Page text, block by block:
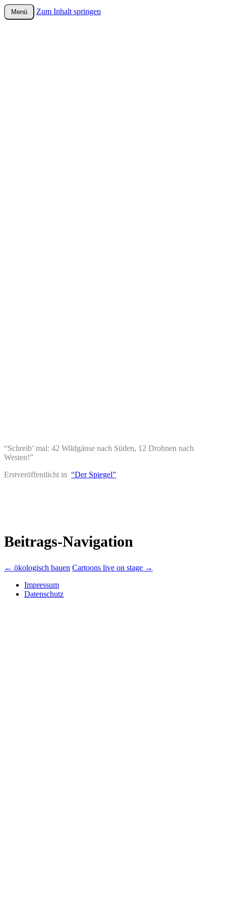
wurster-cartoon-blog.de
Menü Zum Inhalt springen
“Schreib’ mal: 42 Wildgänse nach Süden, 12 Drohnen nach
Westen!”
Erstveröffentlicht in “Der Spiegel”
Beitrags-Navigation
← ökologisch bauen Cartoons live on stage →
Impressum
Datenschutz